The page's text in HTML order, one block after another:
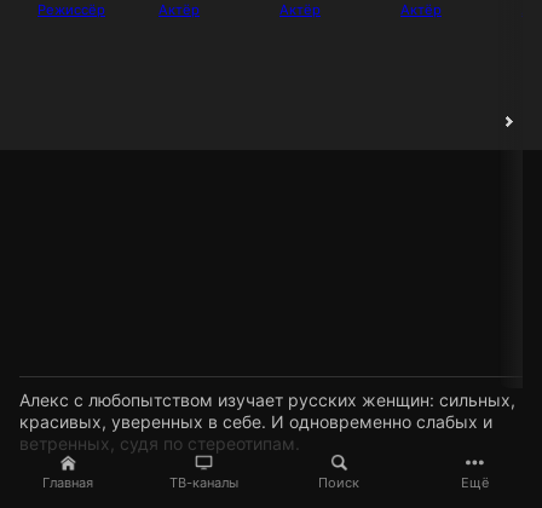
Главная ТВ-каналы Поиск Ещё
Режиссёр Актёр Актёр Актёр
Алекс с любопытством изучает русских женщин: сильных,
красивых, уверенных в себе. И одновременно слабых и
ветренных, судя по стереотипам.